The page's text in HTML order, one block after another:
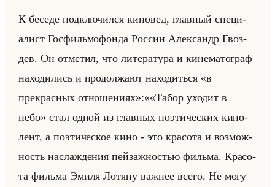
К бе­се­де под­клю­чил­ся ки­но­вед, глав­ный спе­ци­
алист Гос­фильмо­фон­да Рос­сии Алек­сандр Гвоз­
дев. Он от­ме­тил, что ли­те­ра­ту­ра и ки­не­ма­то­граф
на­хо­ди­лись и про­дол­жа­ют на­хо­диться «в
прекрасных отношениях»:««Табор уходит в
небо» стал одной из глав­ных по­эти­че­ских ки­но­
лент, а по­эти­че­ское кино - это кра­со­та и воз­мож­
ность на­сла­жде­ния пейзаж­но­стью фильма. Кра­со­
та фильма Эмиля Ло­тя­ну важ­нее всего. Не могу